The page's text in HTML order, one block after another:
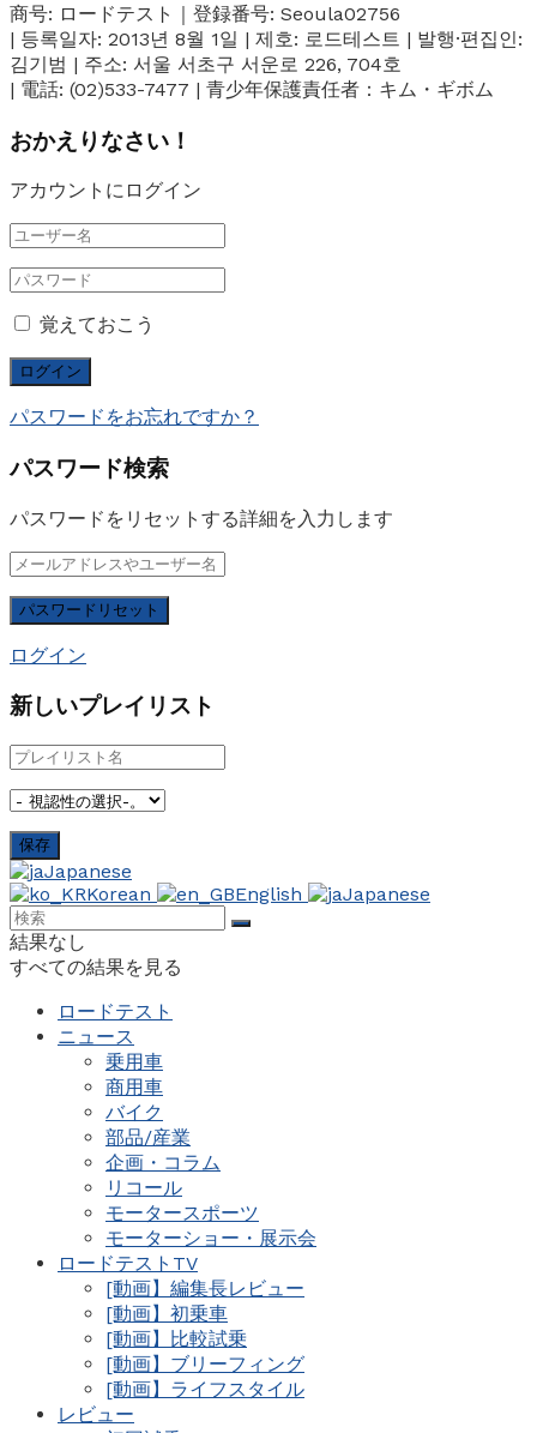
商号: ロードテスト｜登録番号: Seoula02756
| 등록일자: 2013년 8월 1일 | 제호: 로드테스트 | 발행·편집인:
김기범 | 주소: 서울 서초구 서운로 226, 704호
| 電話: (02)533-7477 | 青少年保護責任者：キム・ギボム
おかえりなさい！
アカウントにログイン
覚えておこう
パスワードをお忘れですか？
パスワード検索
パスワードをリセットする詳細を入力します
ログイン
新しいプレイリスト
Japanese
Korean
English Japanese
結果なし
すべての結果を見る
ロードテスト
ニュース
乗用車
商用車
バイク
部品/産業
企画・コラム
リコール
モータースポーツ
モーターショー・展示会
ロードテストTV
[動画】編集長レビュー
[動画】初乗車
[動画】比較試乗
[動画】ブリーフィング
[動画】ライフスタイル
レビュー